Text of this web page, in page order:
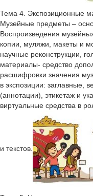
Тема 4. Экспозиционные
Музейные предметы –
Воспроизведения
копии, муляжи, макеты и
научные реконструкции,
материалы- средство
расшифровки значения
в экспозиции: заглавные,
(аннотации), этикетаж и
виртуальные средства в
и текстов.